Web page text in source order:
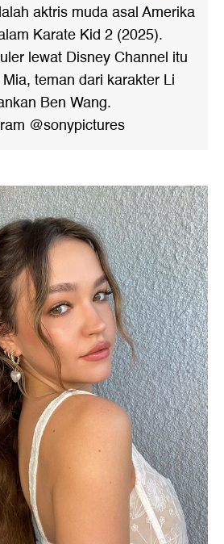
aktris muda asal Amerika
Karate Kid 2 (2025).
lewat Disney Channel itu
teman dari karakter Li
Ben Wang.
@sonypictures